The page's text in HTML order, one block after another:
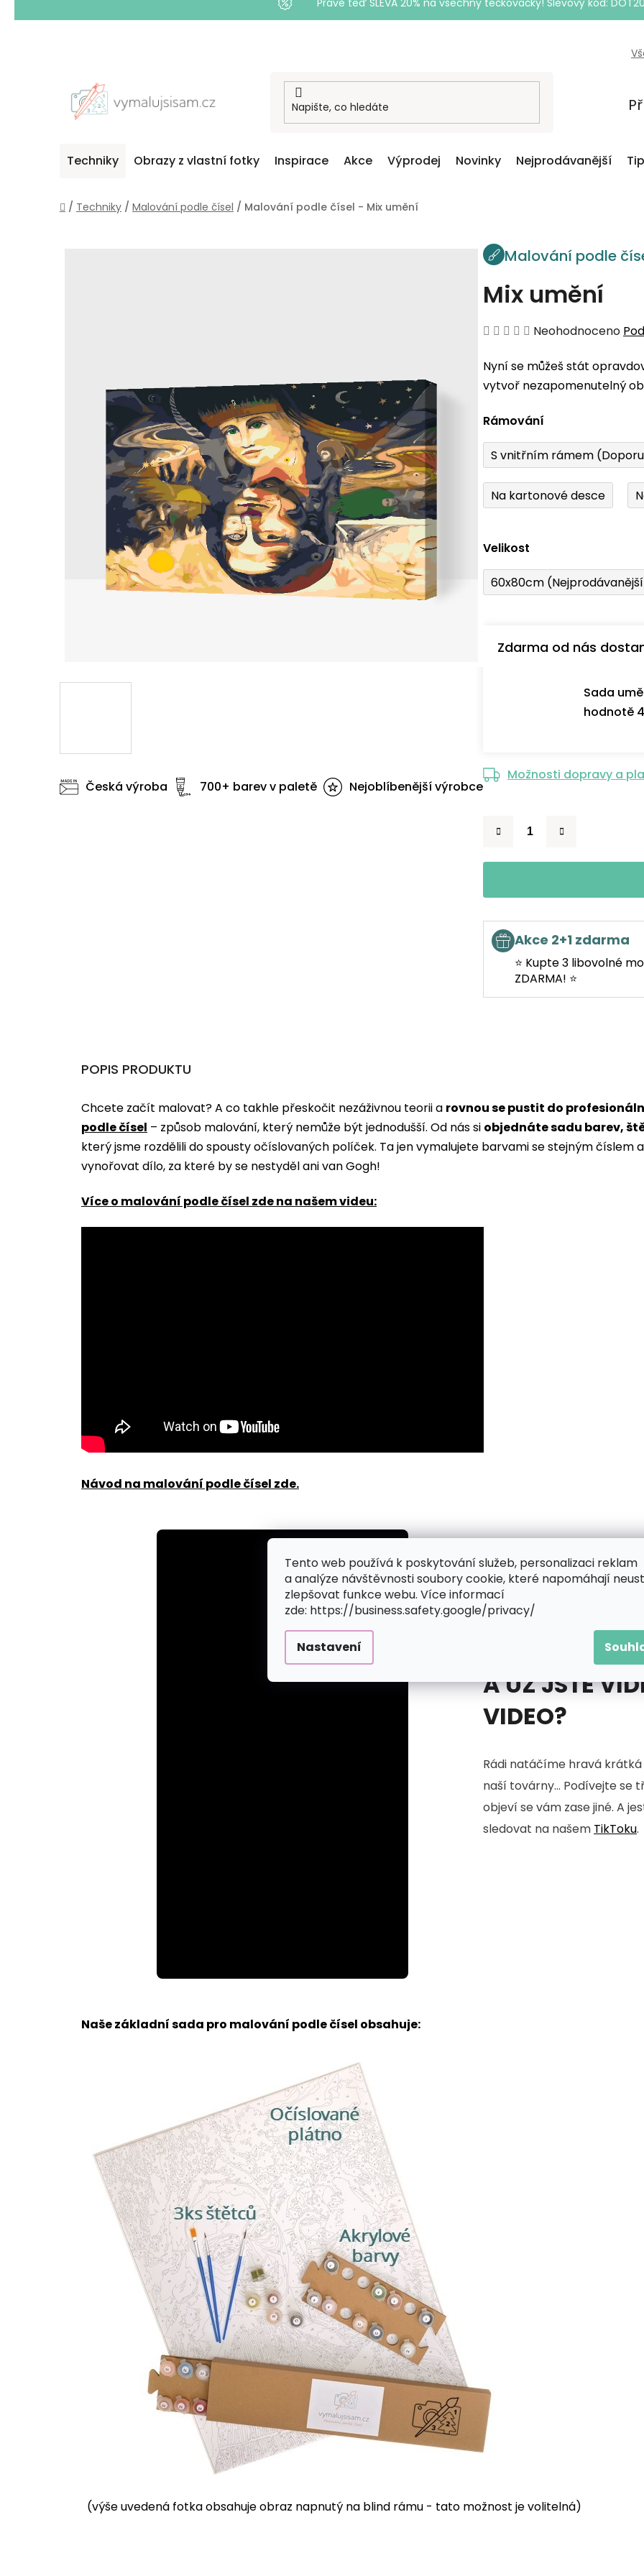
Tento web používá k poskytování služeb, personalizaci reklam
a analýze návštěvnosti soubory cookie, které napomáhají
zlepšovat funkce webu. Více informací
zde: https://business.safety.google/privacy/
Nastavení
Právě teď SLEVA 20% na všechny tečkovačky! Slevový kód:
Techniky Obrazy z vlastní fotky Inspirace Akce Výprodej Novinky Nejprodávanější
Domů
/ Techniky / Malování podle čísel / Malování podle čísel - Mix umění
Malování podle
Mix umění
Průměrné
produktu
je
z
5
hvězdiček.
Neohodnoceno
Nyní se můžeš stát
vytvoř nezapomenutelný
Rámování
S vnitřním rámem
Na kartonové desce
Velikost
60x80cm
Zdarma od nás
Sada
hodnotě
Možnosti dopravy a
Akce 2+1 zdarma
⭐ Kupte 3 libovolné
ZDARMA! ⭐
Česká výroba 700+ barev v paletě Nejoblíbenější výrobce
POPIS PRODUKTU
Chcete začít malovat? A co takhle přeskočit nezáživnou teorii a rovnou se pustit do
podle čísel ­­– způsob malování, který nemůže být jednodušší. Od nás si objednáte sadu barev,
který jsme rozdělili do spousty očíslovaných políček. Ta jen vymalujete barvami se stejným číslem
vynořovat dílo, za které by se nestyděl ani van Gogh!
Více o malování podle čísel zde na našem videu:
Návod na malování podle čísel zde.
100.00%
A UŽ JSTE
VIDEO?
Rádi natáčíme hravá krátká
naší továrny... Podívejte se
objeví se vám zase jiné. A
sledovat na našem TikToku.
Naše základní sada pro malování podle čísel obsahuje:
(výše uvedená fotka obsahuje obraz napnutý na blind rámu - tato možnost je volitelná)